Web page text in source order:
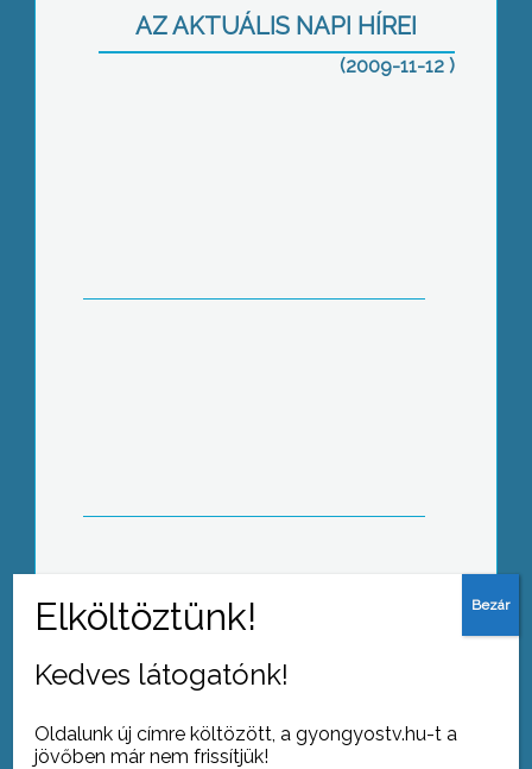
AZ AKTUÁLIS NAPI HÍREI
(2009-11-12 )
Minden évben jótékonysági bált
Iskola diákjainak javára az iskolai
alapítvány működtetői: a szülők
Kedves látogatónk!
Oldalunk új címre költözött, a gyongyostv.hu-t a
jövőben már nem frissítjük!